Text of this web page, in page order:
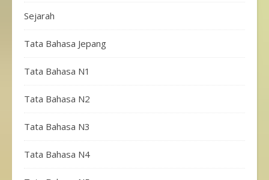
Sejarah
Tata Bahasa Jepang
Tata Bahasa N1
Tata Bahasa N2
Tata Bahasa N3
Tata Bahasa N4